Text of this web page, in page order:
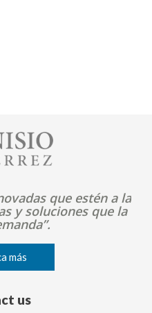
que estén a la
y soluciones que la
más
us